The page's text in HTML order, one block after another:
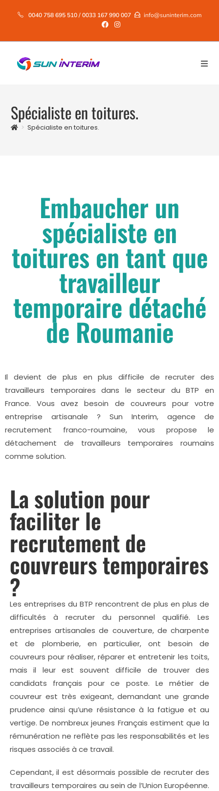
0040 758 695 510 / 0033 167 990 007 info@suninterim.com
Spécialiste en toitures.
> Spécialiste en toitures.
Embaucher un
spécialiste en
toitures en tant que
travailleur
temporaire détaché
de Roumanie
Il devient de plus en plus difficile de recruter des
travailleurs temporaires dans le secteur du BTP en
France. Vous avez besoin de couvreurs pour votre
entreprise artisanale ? Sun Interim, agence de
recrutement franco-roumaine, vous propose le
détachement de travailleurs temporaires roumains
comme solution.
La solution pour
faciliter le
recrutement de
couvreurs temporaires
?
Les entreprises du BTP rencontrent de plus en plus de
difficultés à recruter du personnel qualifié. Les
entreprises artisanales de couverture, de charpente
et de plomberie, en particulier, ont besoin de
couvreurs pour réaliser, réparer et entretenir les toits,
mais il leur est souvent difficile de trouver des
candidats français pour ce poste. Le métier de
couvreur est très exigeant, demandant une grande
prudence ainsi qu’une résistance à la fatigue et au
vertige. De nombreux jeunes Français estiment que la
rémunération ne reflète pas les responsabilités et les
risques associés à ce travail.
Cependant, il est désormais possible de recruter des
travailleurs temporaires au sein de l’Union Européenne.